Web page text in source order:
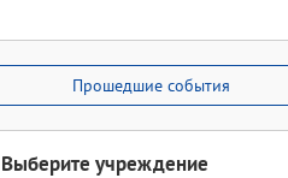
Прошедшие события
Выберите учреждение